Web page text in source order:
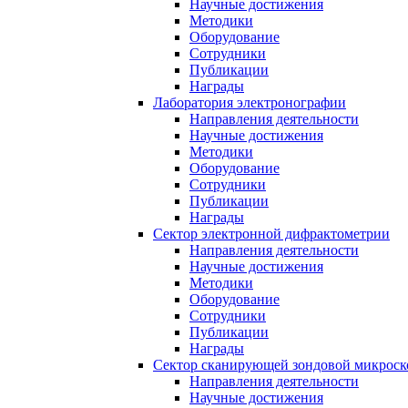
Научные достижения
Методики
Оборудование
Сотрудники
Публикации
Награды
Лаборатория электронографии
Направления деятельности
Научные достижения
Методики
Оборудование
Сотрудники
Публикации
Награды
Сектор электронной дифрактометрии
Направления деятельности
Научные достижения
Методики
Оборудование
Сотрудники
Публикации
Награды
Сектор сканирующей зондовой
Направления деятельности
Научные достижения